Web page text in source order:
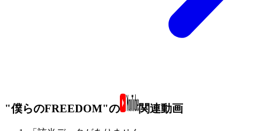
"僕らのFREEDOM"の 関連動画